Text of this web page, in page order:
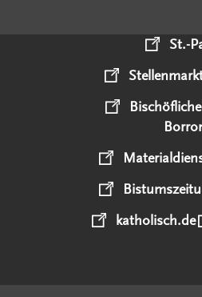
St.-
katholisch.de